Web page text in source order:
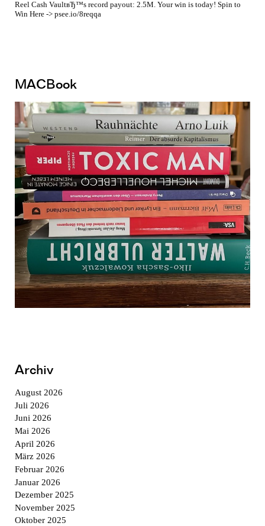
Reel Cash VaultвЂ™s record payout: 2.5M. Your win is today! Spin to
Win Here -> psee.io/8reqqa
MACBook
Archiv
August 2026
Juli 2026
Juni 2026
Mai 2026
April 2026
März 2026
Februar 2026
Januar 2026
Dezember 2025
November 2025
Oktober 2025